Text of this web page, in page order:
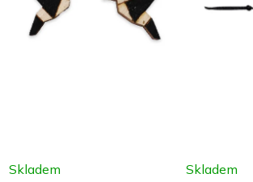
Skladem Skladem